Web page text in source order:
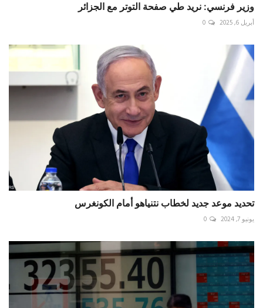
وزير فرنسي: نريد طي صفحة التوتر مع الجزائر
أبريل 6, 2025 0
تحديد موعد جديد لخطاب نتنياهو أمام الكونغرس
يونيو 7, 2024 0